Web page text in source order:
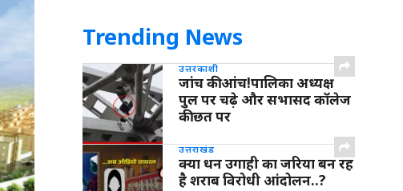
Trending News
उत्तरकाशी
जांच की आंच!पालिका अध्यक्ष
पुल पर चढ़े और सभासद कॉलेज
की छत पर
उत्तराखंड
क्या धन उगाही का जरिया बन रह
है शराब विरोधी आंदोलन..?